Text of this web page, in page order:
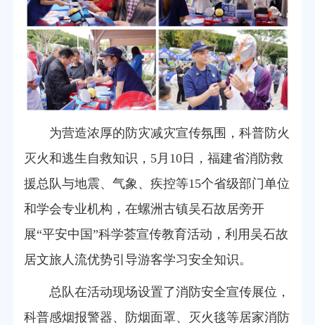
为营造浓厚的防灾减灾宣传氛围，科普防火
灭火和逃生自救知识，5月10日，福建省消防救
援总队与地震、气象、疾控等15个省级部门单位
和学会专业机构 ，在螺洲古镇吴石故居旁开
展“平安中国”科学荟宣传教育活动，利用吴石故
居文旅人流优势引导游客学习安全知识 。
总队在活动现场设置了消防安全宣传展位，
科普感烟报警器、防烟面罩、灭火毯等居家消防